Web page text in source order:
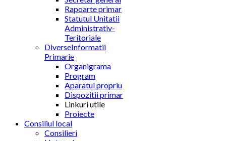
Rapoarte primar
Statutul Unitatii
Administrativ-
Teritoriale
DiverseInformatii
Primarie
Organigrama
Program
Aparatul propriu
Dispozitii primar
Linkuri utile
Proiecte
Consiliul local
Consilieri